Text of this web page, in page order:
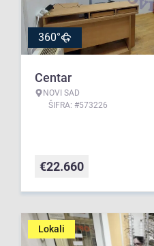
360°
Centar
NOVI SAD
ŠIFRA: #573226
€22.660
Lokali